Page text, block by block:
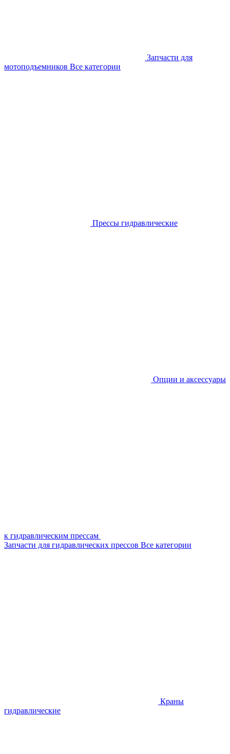
Запчасти для
мотоподъемников Все категории
Прессы гидравлические
Опции и аксессуары
к гидравлическим прессам
Запчасти для гидравлических прессов Все категории
Краны
гидравлические